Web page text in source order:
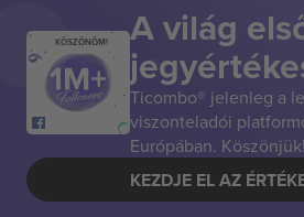
KÖSZÖNÖM! A világ
Ticombo® jelenleg a
viszonteladói
Európában. Köszönjük!
KEZDJE EL AZ